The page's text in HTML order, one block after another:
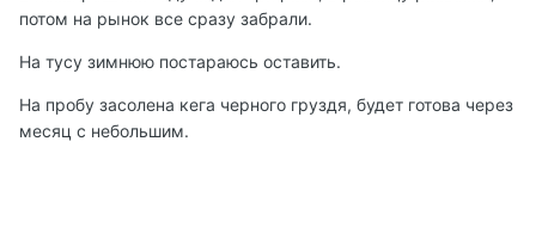
потом на рынок все сразу забрали.
На тусу зимнюю постараюсь оставить.
На пробу засолена кега черного груздя, будет готова через
месяц с небольшим.